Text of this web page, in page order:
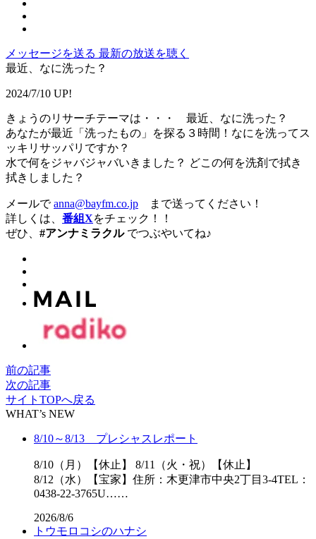
メッセージを送る 最新の放送を聴く
最近、なに洗った？
2024/7/10 UP!
きょうのリサーチテーマは・・・ 最近、なに洗った？
あなたが最近「洗ったもの」を探る３時間！なにを洗ってス
ッキリサッパリですか？
水で何をジャバジャバいきました？ どこの何を洗剤で拭き
拭きしました？
メールでanna@bayfm.co.jp まで送ってください！
詳しくは、 番組Xをチェック！！
ぜひ、 #アンナミラクルでつぶやいてね♪
前の記事
次の記事
サイトTOPへ戻る
WHAT’s NEW
8/10～8/13 プレシャスレポート
8/10（月）【休止】 8/11（火・祝）【休止】
8/12（水）【宝家】住所：木更津市中央2丁目3-4TEL：
0438-22-3765U……
2026/8/6
トウモロコシのハナシ